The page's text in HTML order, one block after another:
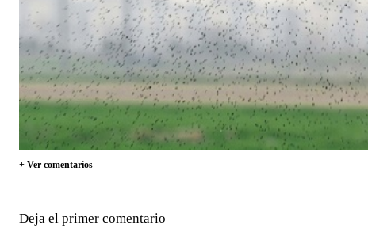
+ Ver comentarios
Deja el primer comentario